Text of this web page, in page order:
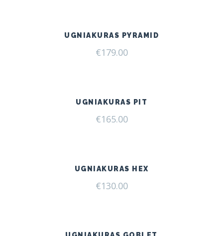
UGNIAKURAS PYRAMID
€179.00
UGNIAKURAS PIT
€165.00
UGNIAKURAS HEX
€130.00